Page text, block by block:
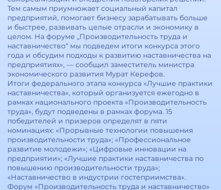
Тем самым приумножает социальный капитал
предприятий, помогает бизнесу зарабатывать больше
и быстрее, развивать целые отрасли и экономику в
целом. На форуме „Производительность труда и
наставничество“ мы подведем итоги конкурса этого
года и обсудим подходы к развитию наставничества на
предприятиях», — сообщил заместитель министра
экономического развития Мурат Керефов.
Итоги федерального этапа конкурса «Лучшие практики
наставничества», который организуется ежегодно в
рамках национального проекта «Производительность
труда», будут подведены в рамках форума. 15
победителей и призеров определят в пяти
номинациях: «Прорывные технологии повышения
производительности труда»; «Профессиональное
развитие молодежи»; «Цифровые инновации на
предприятии»; «Лучшие практики наставничества по
повышению производительности труда»;
«Наставничество в индустрии гостеприимства».
Форум «Производительность труда и наставничество»